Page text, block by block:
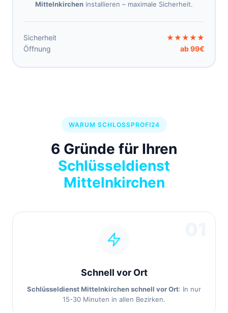
Mittelnkirchen installieren – maximale Sicherheit.
Sicherheit
★★★★★
Öffnung
ab 99€
WARUM SCHLOSSPROFI24
6 Gründe für Ihren
Schlüsseldienst
Mittelnkirchen
Schnell vor Ort
Schlüsseldienst Mittelnkirchen schnell vor Ort: In nur
15-30 Minuten in allen Bezirken.